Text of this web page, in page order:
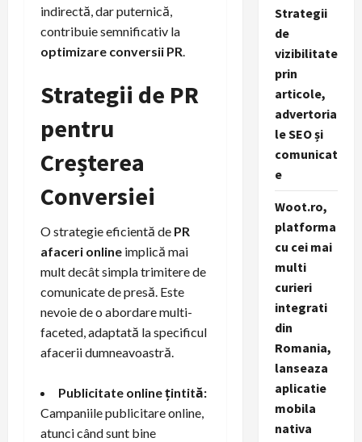
indirectă, dar puternică,
contribuie semnificativ la
optimizare conversii PR.
Strategii de PR
pentru
Creșterea
Conversiei
O strategie eficientă de PR
afaceri online implică mai
mult decât simpla trimitere de
comunicate de presă. Este
nevoie de o abordare multi-
faceted, adaptată la specificul
afacerii dumneavoastră.
Publicitate online țintită:
Campaniile publicitare online,
atunci când sunt bine
Strategii
de
vizibilitate
prin
articole,
advertoria
le SEO și
comunicat
e
Woot.ro,
platforma
cu cei mai
multi
curieri
integrati
din
Romania,
lanseaza
aplicatie
mobila
nativa